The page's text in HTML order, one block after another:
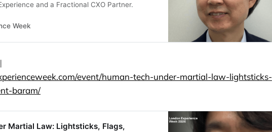
and a Fractional CXO Partner.
Week
event/human-tech-under-martial-law-lightsticks-
baram/
Martial Law: Lightsticks, Flags,